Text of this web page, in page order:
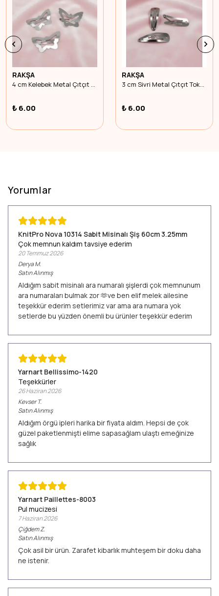
RAKŞA
4 cm Kelebek Metal Çıtçıt Toka Nikel Kaplama
₺ 6.00
RAKŞA
3 cm Sivri Metal Çıtçıt Toka Nikel Kaplama
₺ 6.00
Yorumlar
KnitPro Nova 10314 Sabit Misinalı Şiş 60cm 3.25mm
Çok memnun kaldım tavsiye ederim
20 Temmuz 2026
DeryaM.
Satın Alınmış
Aldığım sabit misinalı ara numaralı şişlerdi çok memnunum
ara numaraları bulmak zor 🫶ve ben elif melek ailesine
teşekkür ederim setlerimiz var ama ara numara yok
setlerde bu yüzden önemli bu ürünler teşekkür ederim
Yarnart Bellissimo-1420
Teşekkürler
26 Haziran 2026
Kevser T.
Satın Alınmış
Aldığım örgü ipleri harika bir fiyata aldım. Hepsi de çok
güzel paketlenmişti elime sapasağlam ulaştı emeğinize
sağlık
Yarnart Paillettes-8003
Pul mucizesi
7 Haziran 2026
ÇiğdemZ.
Satın Alınmış
Çok asil bir ürün. Zarafet kibarlık muhteşem bir doku daha
ne istenir.